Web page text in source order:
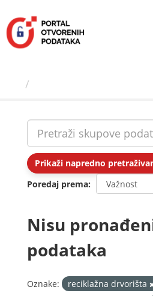
sadržaj
Prikaži napredno
Poredaj prema
Nisu
podataka
Oznake: reciklažna drvorišta